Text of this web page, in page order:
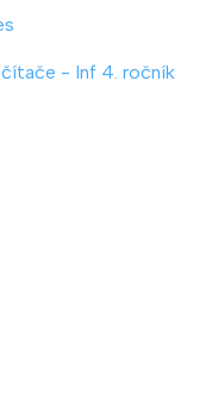
- Inf 4. ročník